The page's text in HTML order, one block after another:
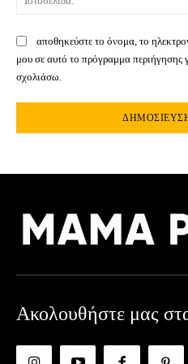
αποθηκεύστε το όνομα, το
μου σε αυτό το πρόγραμμα περιήγησης
σχολιάσω.
Ακολουθήστε μας